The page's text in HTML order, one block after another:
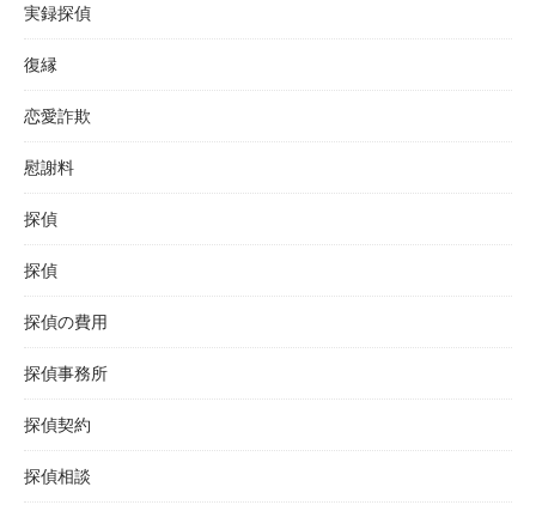
実録探偵
復縁
恋愛詐欺
慰謝料
探偵
探偵
探偵の費用
探偵事務所
探偵契約
探偵相談